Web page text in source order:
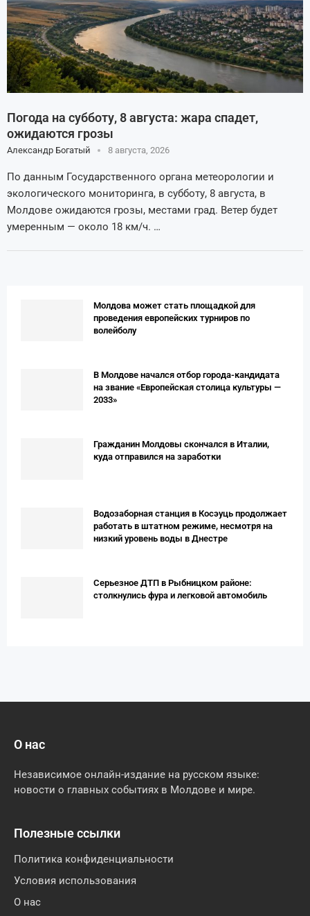
Погода на субботу, 8 августа: жара спадет,
ожидаются грозы
Александр Богатый 8 августа, 2026
По данным Государственного органа метеорологии и
экологического мониторинга, в субботу, 8 августа, в
Молдове ожидаются грозы, местами град. Ветер будет
умеренным — около 18 км/ч. …
Молдова может стать площадкой для
проведения европейских турниров по
волейболу
В Молдове начался отбор города-кандидата
на звание «Европейская столица культуры —
2033»
Гражданин Молдовы скончался в Италии,
куда отправился на заработки
Водозаборная станция в Косэуць продолжает
работать в штатном режиме, несмотря на
низкий уровень воды в Днестре
Серьезное ДТП в Рыбницком районе:
столкнулись фура и легковой автомобиль
О нас
Независимое онлайн-издание на русском языке:
новости о главных событиях в Молдове и мире.
Полезные ссылки
Политика конфиденциальности
Условия использования
О нас